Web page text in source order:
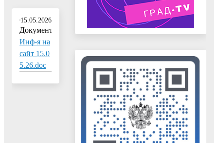
15.05.2026
Документ:
Инф-я на
сайт 15.0
5.26.doc